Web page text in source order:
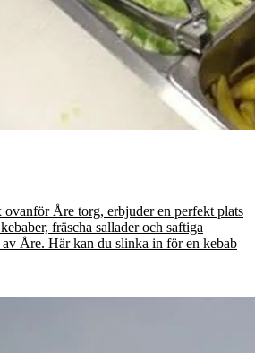
ovanför Åre torg, erbjuder en perfekt plats
fräscha sallader och saftiga
Åre. Här kan du slinka in för en kebab